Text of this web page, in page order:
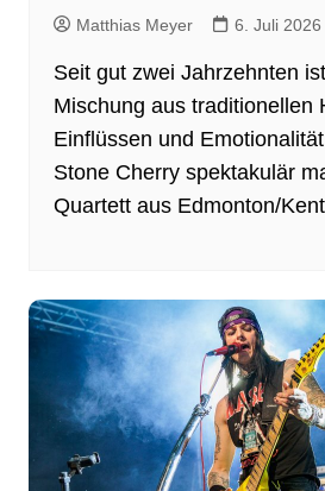
Matthias Meyer 6. Juli 2026
Seit gut zwei Jahrzehnten
Mischung aus traditionellen
Einflüssen und
Stone Cherry spektakulär
Quartett aus Edmonton/